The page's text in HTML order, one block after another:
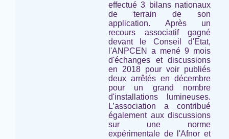
effectué 3 bilans nationaux
de terrain de son
application. Après un
recours associatif gagné
devant le Conseil d'Etat,
l'ANPCEN a mené 9 mois
d'échanges et discussions
en 2018 pour voir publiés
deux arrêtés en décembre
pour un grand nombre
d'installations lumineuses.
L’association a contribué
également aux discussions
sur une norme
expérimentale de l'Afnor et